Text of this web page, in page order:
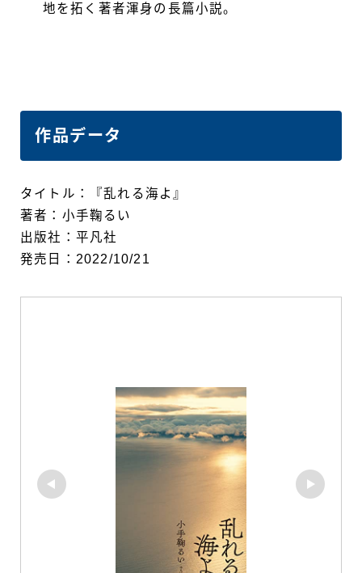
地を拓く著者渾身の長篇小説。
作品データ
タイトル：『乱れる海よ』
著者：小手鞠るい
出版社：平凡社
発売日：2022/10/21